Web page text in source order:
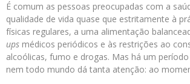
É comum as pessoas preocupadas com a
qualidade de vida quase que estritamente à
físicas regulares, a uma alimentação
ups médicos periódicos e às restrições ao
alcoólicas, fumo e drogas. Mas há um
nem todo mundo dá tanta atenção: ao